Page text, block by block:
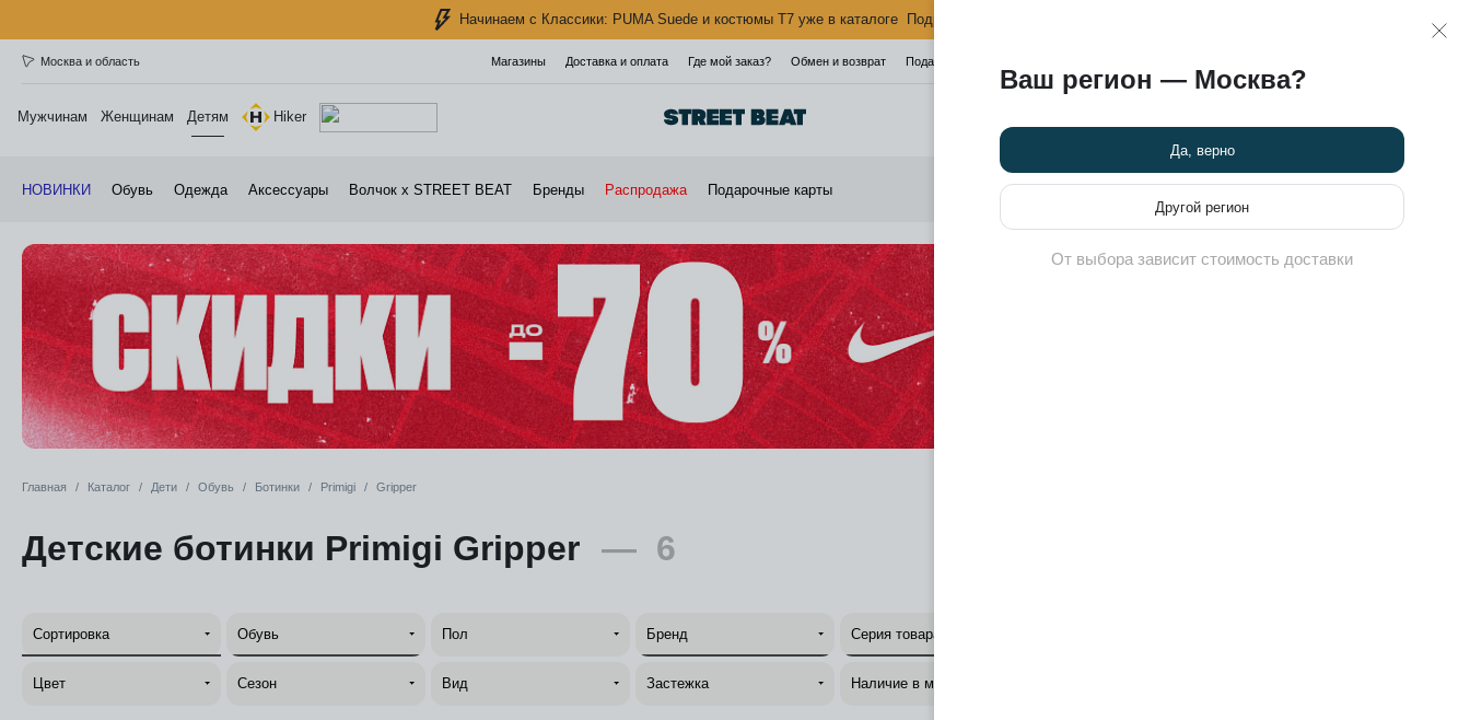
Начинаем с Классики: PUMA Suede и костюмы T7 уже в каталоге Подробнее >>
Москва и область Магазины Доставка и оплата Где мой заказ? Обмен и возврат Подарочная карта
Мужчинам Женщинам Детям Hiker
НОВИНКИ Обувь Одежда Аксессуары Волчок х STREET BEAT Бренды Распродажа Подарочные карты
Главная Каталог Дети Обувь Ботинки Primigi Gripper
Детские ботинки Primigi Gripper — 6
Сортировка Обувь Пол Бренд Серия товара
Цвет Сезон Вид Застежка Наличие в магазинах
Ваш регион — Москва?
Да, верно
Другой регион
От выбора зависит стоимость доставки